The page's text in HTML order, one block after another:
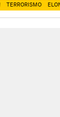
TERRORISMO